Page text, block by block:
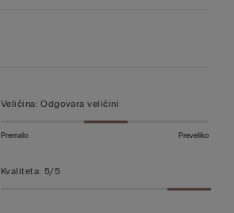
Veličina: Odgovara veličini
Premalo Preveliko
Kvaliteta: 5/5